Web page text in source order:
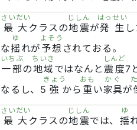
最大
さいだい
クラスの地震
じしん
が発生
はっせい
な揺
ゆ
れが 予想
よそう
されておる。
一部
いちぶ
の地域
ちいき
ではなんと 震度
しんど
7
なるし、5 強
きょう
から 重
おも
い家具
かぐ
が
最大
さいだい
クラスの地震
じしん
では、 揺
ゆ